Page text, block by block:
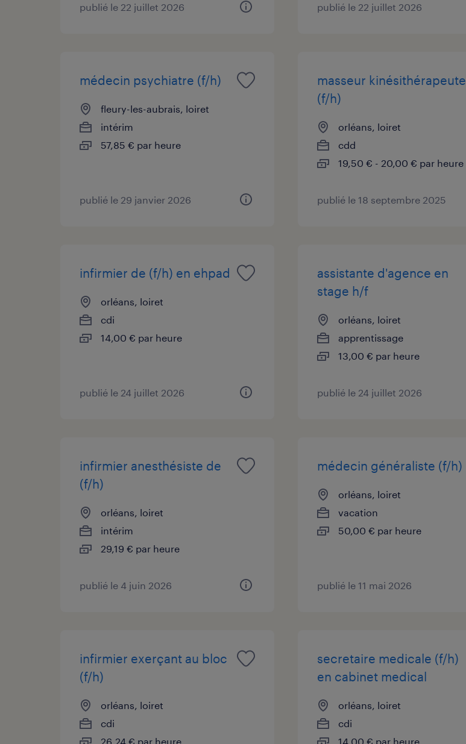
publié le 22 juillet 2026 publié le 22 juillet 2026
médecin psychiatre (f/h)
fleury-les-aubrais, loiret
intérim
57,85 € par heure
publié le 29 janvier 2026
masseur kinésithérapeute
(f/h)
orléans, loiret
cdd
19,50 € - 20,00 € par heure
publié le 18 septembre 2025
infirmier de (f/h) en ehpad
orléans, loiret
cdi
14,00 € par heure
publié le 24 juillet 2026
assistante d'agence en
stage h/f
orléans, loiret
apprentissage
13,00 € par heure
publié le 24 juillet 2026
infirmier anesthésiste de
(f/h)
orléans, loiret
intérim
29,19 € par heure
publié le 4 juin 2026
médecin généraliste (f/h)
orléans, loiret
vacation
50,00 € par heure
publié le 11 mai 2026
infirmier exerçant au bloc
(f/h)
orléans, loiret
cdi
26,24 € par heure
secretaire medicale (f/h)
en cabinet medical
orléans, loiret
cdi
14,00 € par heure